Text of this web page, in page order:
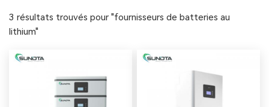
3 résultats trouvés pour "fournisseurs de batteries au
lithium"